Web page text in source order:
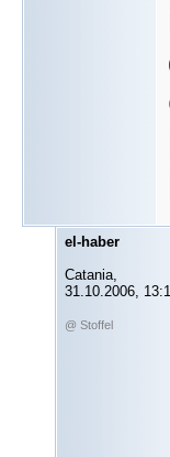
el-haber
Catania,
31.10.2006,
@ Stoffel